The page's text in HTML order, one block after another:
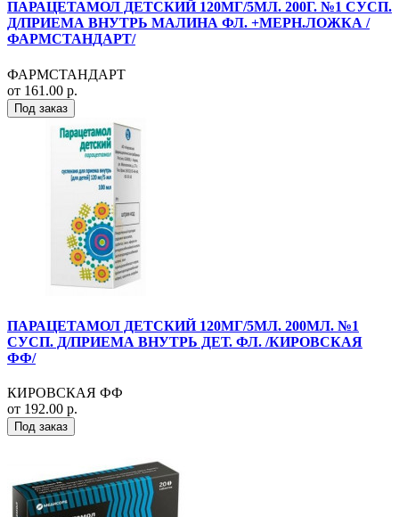
ПАРАЦЕТАМОЛ ДЕТСКИЙ 120МГ/5МЛ. 200Г. №1 СУСП.
Д/ПРИЕМА ВНУТРЬ МАЛИНА ФЛ. +МЕРН.ЛОЖКА /
ФАРМСТАНДАРТ/
ФАРМСТАНДАРТ
от 161.00 р.
Под заказ
ПАРАЦЕТАМОЛ ДЕТСКИЙ 120МГ/5МЛ. 200МЛ. №1
СУСП. Д/ПРИЕМА ВНУТРЬ ДЕТ. ФЛ. /КИРОВСКАЯ
ФФ/
КИРОВСКАЯ ФФ
от 192.00 р.
Под заказ